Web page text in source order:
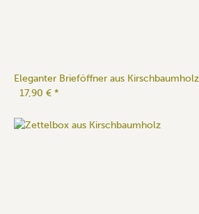
Eleganter Brieföffner aus
17,90 € *